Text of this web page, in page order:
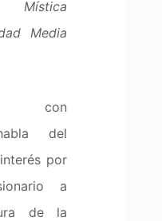
Mística
Media
con
del
por
a
de la